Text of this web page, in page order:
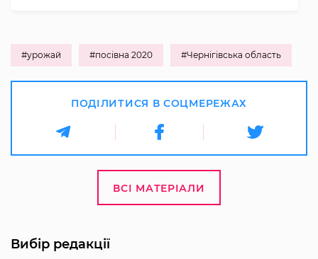
#урожай #посівна 2020 #Чернігівська область
ПОДІЛИТИСЯ В СОЦМЕРЕЖАХ
ВСІ МАТЕРІАЛИ
Вибір редакції